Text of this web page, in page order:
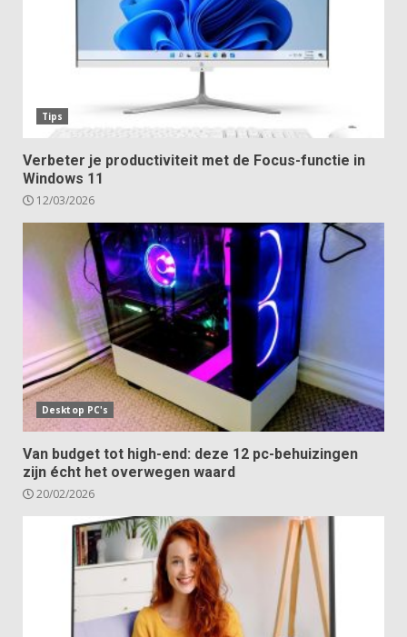
Tips
Verbeter je productiviteit met de Focus-functie in
Windows 11
12/03/2026
Desktop PC's
Van budget tot high-end: deze 12 pc-behuizingen
zijn écht het overwegen waard
20/02/2026